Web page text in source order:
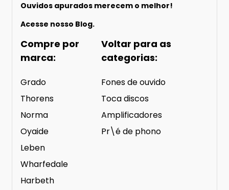
Ouvidos apurados merecem o melhor!
Acesse nosso Blog.
Compre por
marca:
Grado
Thorens
Norma
Oyaide
Leben
Wharfedale
Harbeth
Voltar para as
categorias:
Fones de ouvido
Toca discos
Amplificadores
Pr\é de phono